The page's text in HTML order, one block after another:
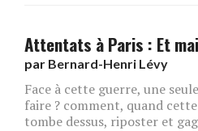
Attentats à Paris : Et
par Bernard-Henri Lévy
Face à cette guerre, une
faire ? comment, quand
tombe dessus, riposter et